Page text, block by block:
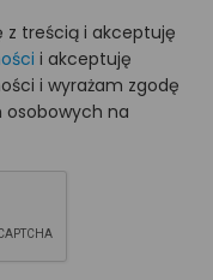
z treścią i akceptuję
i akceptuję
i wyrażam zgodę
na